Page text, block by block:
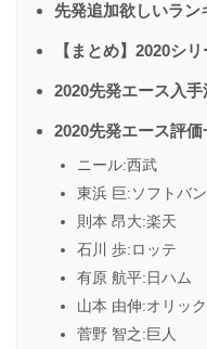
先発追加欲しいラン
【まとめ】2020シ
2020先発エース入手
2020先発エース評価
ニール:西武
東浜 巨:ソフトバ
則本 昂大:楽天
石川 歩:ロッテ
有原 航平:日ハム
山本 由伸:オリッ
菅野 智之:巨人